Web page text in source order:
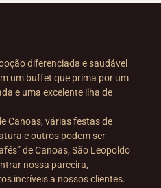
diferenciada e saudável
um buffet que prima por um
e uma excelente ilha de
Canoas, várias festas de
e outros podem ser
de Canoas, São Leopoldo
nossa parceira,
incríveis a nossos clientes.